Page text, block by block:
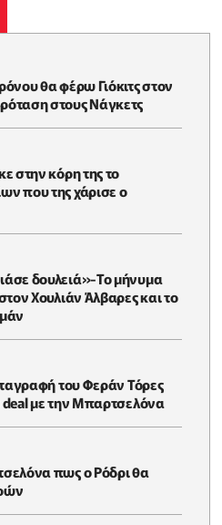
θα φέρω Γιόκιτς στον
στους Νάγκετς
στην κόρη της το
που της χάρισε ο
δουλειά»-Το μήνυμα
Χουλιάν Άλβαρες και το
του Φεράν Τόρες
με την Μπαρτσελόνα
πως ο Ρόδρι θα